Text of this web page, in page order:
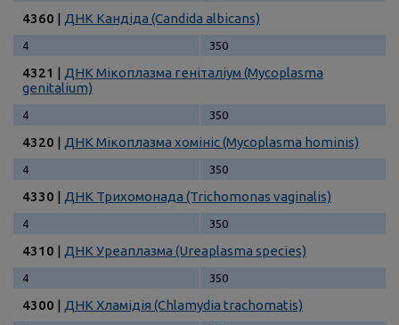
4360 | ДНК Кандіда (Candida albicans)
4 350
4321 | ДНК Мікоплазма геніталіум (Mycoplasma
genitalium)
4 350
4320 | ДНК Мікоплазма хомініс (Mycoplasma hominis)
4 350
4330 | ДНК Трихомонада (Trichomonas vaginalis)
4 350
4310 | ДНК Уреаплазма (Ureaplasma species)
4 350
4300 | ДНК Хламідія (Chlamydia trachomatis)